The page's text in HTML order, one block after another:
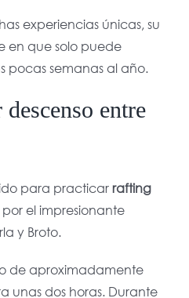
experiencias únicas, su
en que solo puede
pocas semanas al año.
entre
para practicarrafting
por el impresionante
y Broto.
de aproximadamente
unas dos horas. Durante